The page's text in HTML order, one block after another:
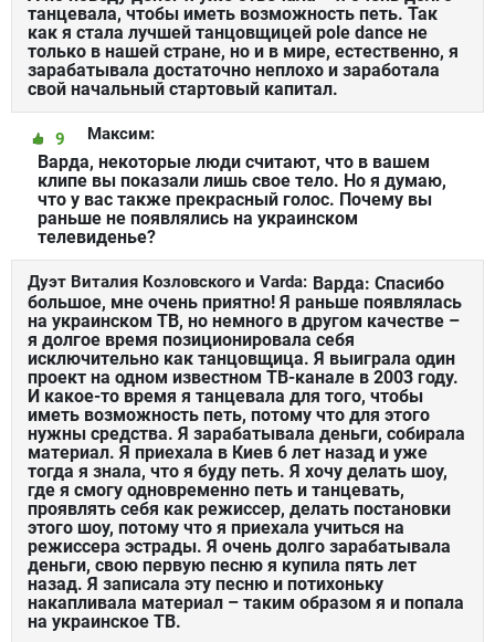
танцевала, чтобы иметь возможность петь. Так
как я стала лучшей танцовщицей pole dance не
только в нашей стране, но и в мире, естественно, я
зарабатывала достаточно неплохо и заработала
свой начальный стартовый капитал.
Максим:
9
Варда, некоторые люди считают, что в вашем
клипе вы показали лишь свое тело. Но я думаю,
что у вас также прекрасный голос. Почему вы
раньше не появлялись на украинском
телевиденье?
Дуэт Виталия Козловского и Varda: Варда: Спасибо
большое, мне очень приятно! Я раньше появлялась
на украинском ТВ, но немного в другом качестве –
я долгое время позиционировала себя
исключительно как танцовщица. Я выиграла один
проект на одном известном ТВ-канале в 2003 году.
И какое-то время я танцевала для того, чтобы
иметь возможность петь, потому что для этого
нужны средства. Я зарабатывала деньги, собирала
материал. Я приехала в Киев 6 лет назад и уже
тогда я знала, что я буду петь. Я хочу делать шоу,
где я смогу одновременно петь и танцевать,
проявлять себя как режиссер, делать постановки
этого шоу, потому что я приехала учиться на
режиссера эстрады. Я очень долго зарабатывала
деньги, свою первую песню я купила пять лет
назад. Я записала эту песню и потихоньку
накапливала материал – таким образом я и попала
на украинское ТВ.